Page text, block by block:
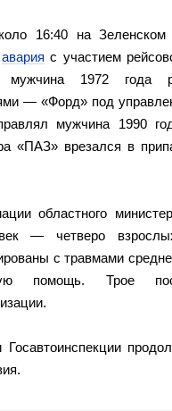
16:40 на
авария с участием
мужчина 1972 года
— «Форд» под
мужчина 1990
«ПАЗ» врезался в
областного
— четверо
с травмами
помощь. Трое
Госавтоинспекции